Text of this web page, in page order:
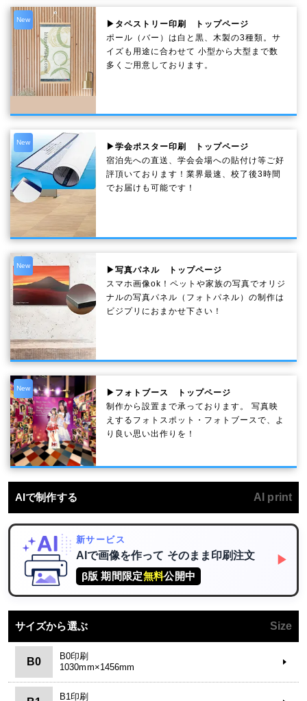
New
▶タペストリー印刷 トップページ
ポール（バー）は白と黒、木製の3種類。サ
イズも用途に合わせて 小型から大型まで数
多くご用意しております。
New
▶学会ポスター印刷 トップページ
宿泊先への直送、学会会場への貼付け等ご好
評頂いております！業界最速、校了後3時間
でお届けも可能です！
New
▶写真パネル トップページ
スマホ画像ok！ペットや家族の写真でオリジ
ナルの写真パネル（フォトパネル）の制作は
ビジプリにおまかせ下さい！
New
▶フォトブース トップページ
制作から設置まで承っております。 写真映
えするフォトスポット・フォトブースで、よ
り良い思い出作りを！
AIで制作する AI print
新サービス
AIで画像を作って そのまま印刷注文
β版 期間限定無料公開中
▶
サイズから選ぶ Size
B0
B0印刷
1030mm×1456mm
B1印刷